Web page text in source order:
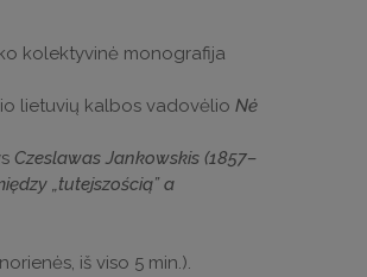
kolektyvinė monografija
lietuvių kalbos vadovėlio Nė
Czeslawas Jankowskis (1857–
„tutejszością” a
iš viso 5 min.).